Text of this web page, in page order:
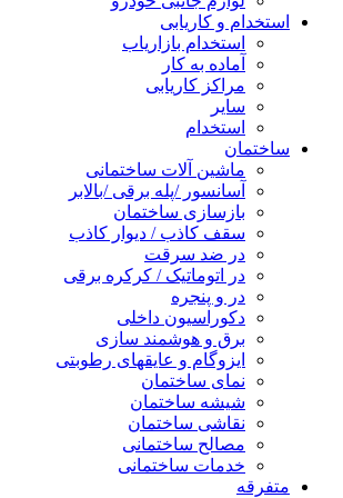
استخدام و کاریابی
استخدام بازاریاب
آماده به کار
مراکز کاریابی
سایر
استخدام
ساختمان
ماشین آلات ساختمانی
آسانسور /پله برقی /بالابر
بازسازی ساختمان
سقف کاذب / دیوار کاذب
در ضد سرقت
در اتوماتیک / کرکره برقی
در و پنجره
دکوراسیون داخلی
برق و هوشمند سازی
ایزوگام و عایقهای رطوبتی
نمای ساختمان
شیشه ساختمان
نقاشی ساختمان
مصالح ساختمانی
خدمات ساختمانی
متفرقه